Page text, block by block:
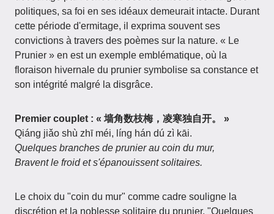
politiques, sa foi en ses idéaux demeurait intacte. Durant
cette période d'ermitage, il exprima souvent ses
convictions à travers des poèmes sur la nature. « Le
Prunier » en est un exemple emblématique, où la
floraison hivernale du prunier symbolise sa constance et
son intégrité malgré la disgrâce.
Premier couplet : « 墙角数枝梅，凌寒独自开。 »
Qiáng jiǎo shù zhī méi, líng hán dú zì kāi.
Quelques branches de prunier au coin du mur,
Bravent le froid et s'épanouissent solitaires.
Le choix du "coin du mur" comme cadre souligne la
discrétion et la noblesse solitaire du prunier. "Quelques